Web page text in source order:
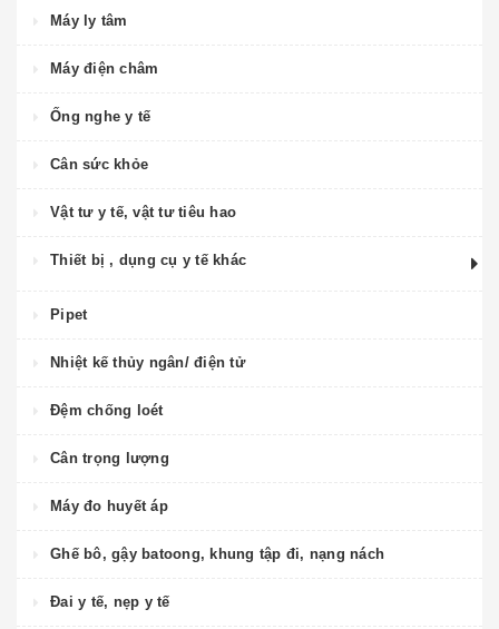
Máy ly tâm
Máy điện châm
Ống nghe y tế
Cân sức khỏe
Vật tư y tế, vật tư tiêu hao
Thiết bị , dụng cụ y tế khác
Pipet
Nhiệt kế thủy ngân/ điện tử
Đệm chống loét
Cân trọng lượng
Máy đo huyết áp
Ghế bô, gậy batoong, khung tập đi, nạng nách
Đai y tế, nẹp y tế